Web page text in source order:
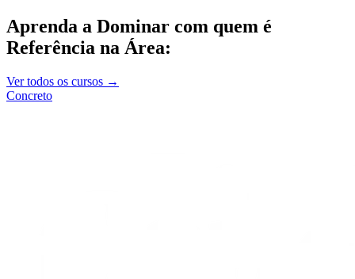
Aprenda a Dominar com quem é
Referência na Área:
Ver todos os cursos →
Concreto